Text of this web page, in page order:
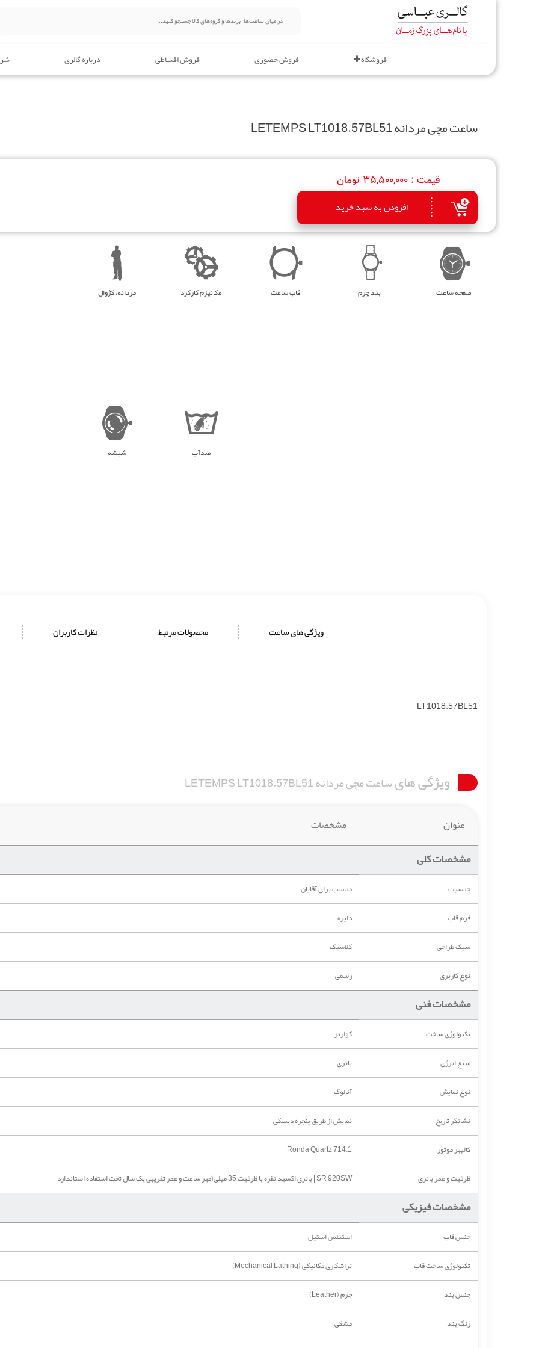
فروشگاه فروش حضوری فروش اقساطی درباره گالری
ساعت مچی مردانه LETEMPS LT1018.57BL51
قیمت : 35,500,000 تومان
افزودن به سبد خرید
مردانه، کژوال مکانیزم کارکرد قاب ساعت بند چرم صفحه ساعت
شیشه ضدآب
ویژگی های ساعت محصولات مرتبط نظرات کاربران
LT1018.57BL51
ویژگی هایساعت مچی مردانه LETEMPS LT1018.57BL51
عنوان مشخصات
مشخصات کلی
جنسیت
مناسب برای آقایان
فرم قاب
دایره
سبک طراحی
کلاسیک
نوع کاربری
رسمی
مشخصات فنی
تکنولوژی ساخت
کوارتز
منبع انرژی
باتری
نوع نمایش
آنالوگ
نشانگر تاریخ
نمایش از طریق پنجره دیسکی
کالیبر موتور
Ronda Quartz 714.1
ظرفیت و عمر باتری
SR 920SW | باتری اکسید نقره با ظرفیت 35 میلی‌آمپر ساعت و عمر تقریبی یک سال تحت استفاده استاندارد
مشخصات فیزیکی
جنس قاب
استنلس استیل
تکنولوژی ساخت قاب
تراشکاری مکانیکی (Mechanical Lathing)
جنس بند
چرم (Leather)
رنگ بند
مشکی